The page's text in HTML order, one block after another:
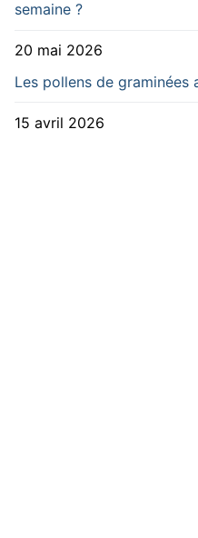
semaine ?
20 mai 2026
Les pollens de graminées
15 avril 2026